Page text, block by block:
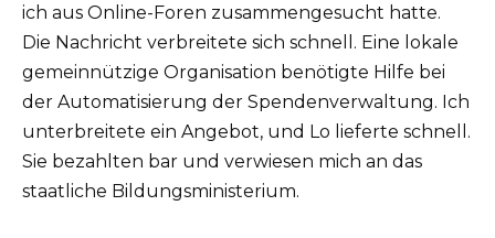
ich aus Online-Foren zusammengesucht hatte.
Die Nachricht verbreitete sich schnell. Eine lokale
gemeinnützige Organisation benötigte Hilfe bei
der Automatisierung der Spendenverwaltung. Ich
unterbreitete ein Angebot, und Lo lieferte schnell.
Sie bezahlten bar und verwiesen mich an das
staatliche Bildungsministerium.